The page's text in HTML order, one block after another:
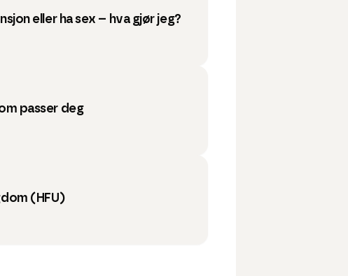
eller ha sex – hva gjør jeg?
passer deg
(HFU)